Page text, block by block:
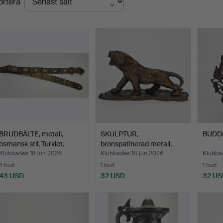
metall,
stil, Turkiet.
18 jun 2026
bud
USD
SKULPTUR,
bronspatinerad metall,
tiger, mö…
Klubbades 18 jun 2026
1 bud
32 USD
1 bud
32